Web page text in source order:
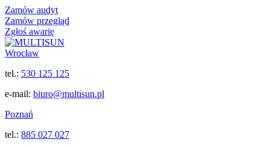
Zamów audyt
Zamów przegląd
Zgłoś awarię
Wrocław
tel.: 530 125 125
e-mail: biuro@multisun.pl
Poznań
tel.: 885 027 027